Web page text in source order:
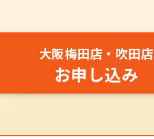
大阪梅田店・吹田店
お申し込み